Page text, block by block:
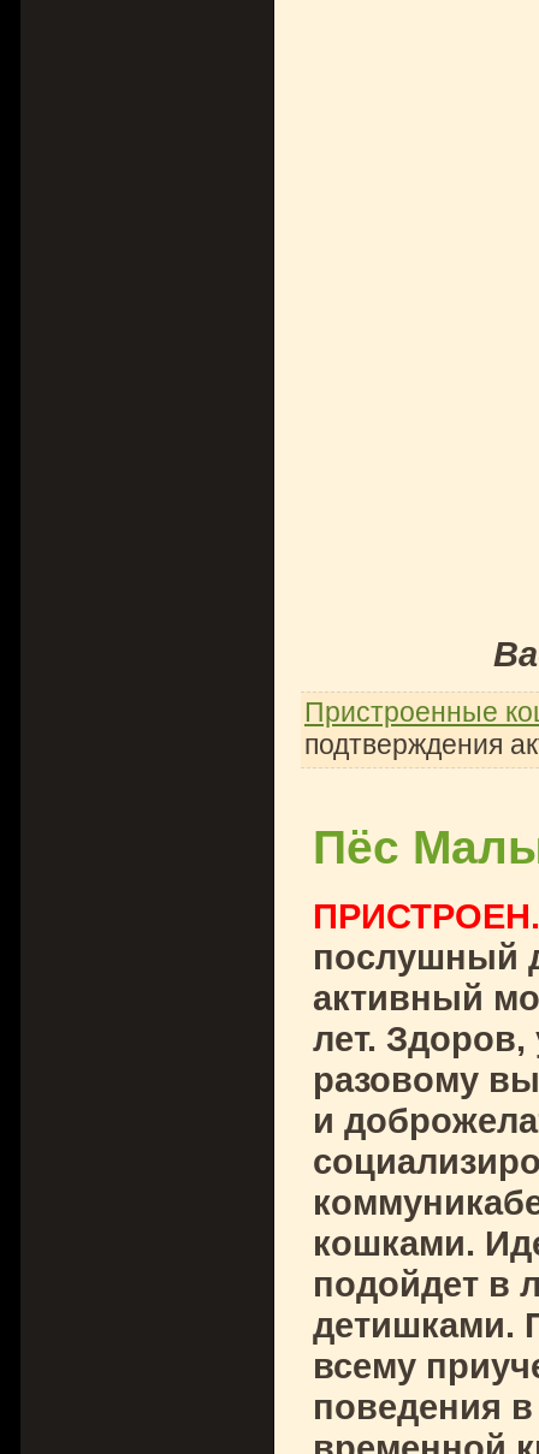
Пристроенные
подтверждения
Пёс
ПРИСТРОЕН.
послушный
активный
лет. Здоров,
разовому
и
кошками.
подойдет в
детишками.
всему
поведения